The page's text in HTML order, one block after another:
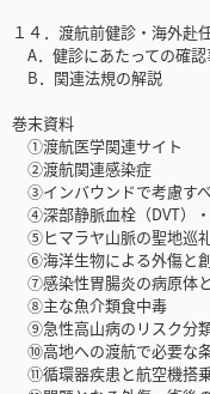
１４．渡航前健診・海外赴
A．健診にあたっての確
B．関連法規の解説
巻末資料
①渡航医学関連サイト
②渡航関連感染症
③インバウンドで考慮す
④深部静脈血栓（DVT）
⑤ヒマラヤ山脈の聖地巡
⑥海洋生物による外傷と
⑦感染性胃腸炎の病原体
⑧主な魚介類食中毒
⑨急性高山病のリスク分
⑩高地への渡航で必要な
⑪循環器疾患と航空機搭